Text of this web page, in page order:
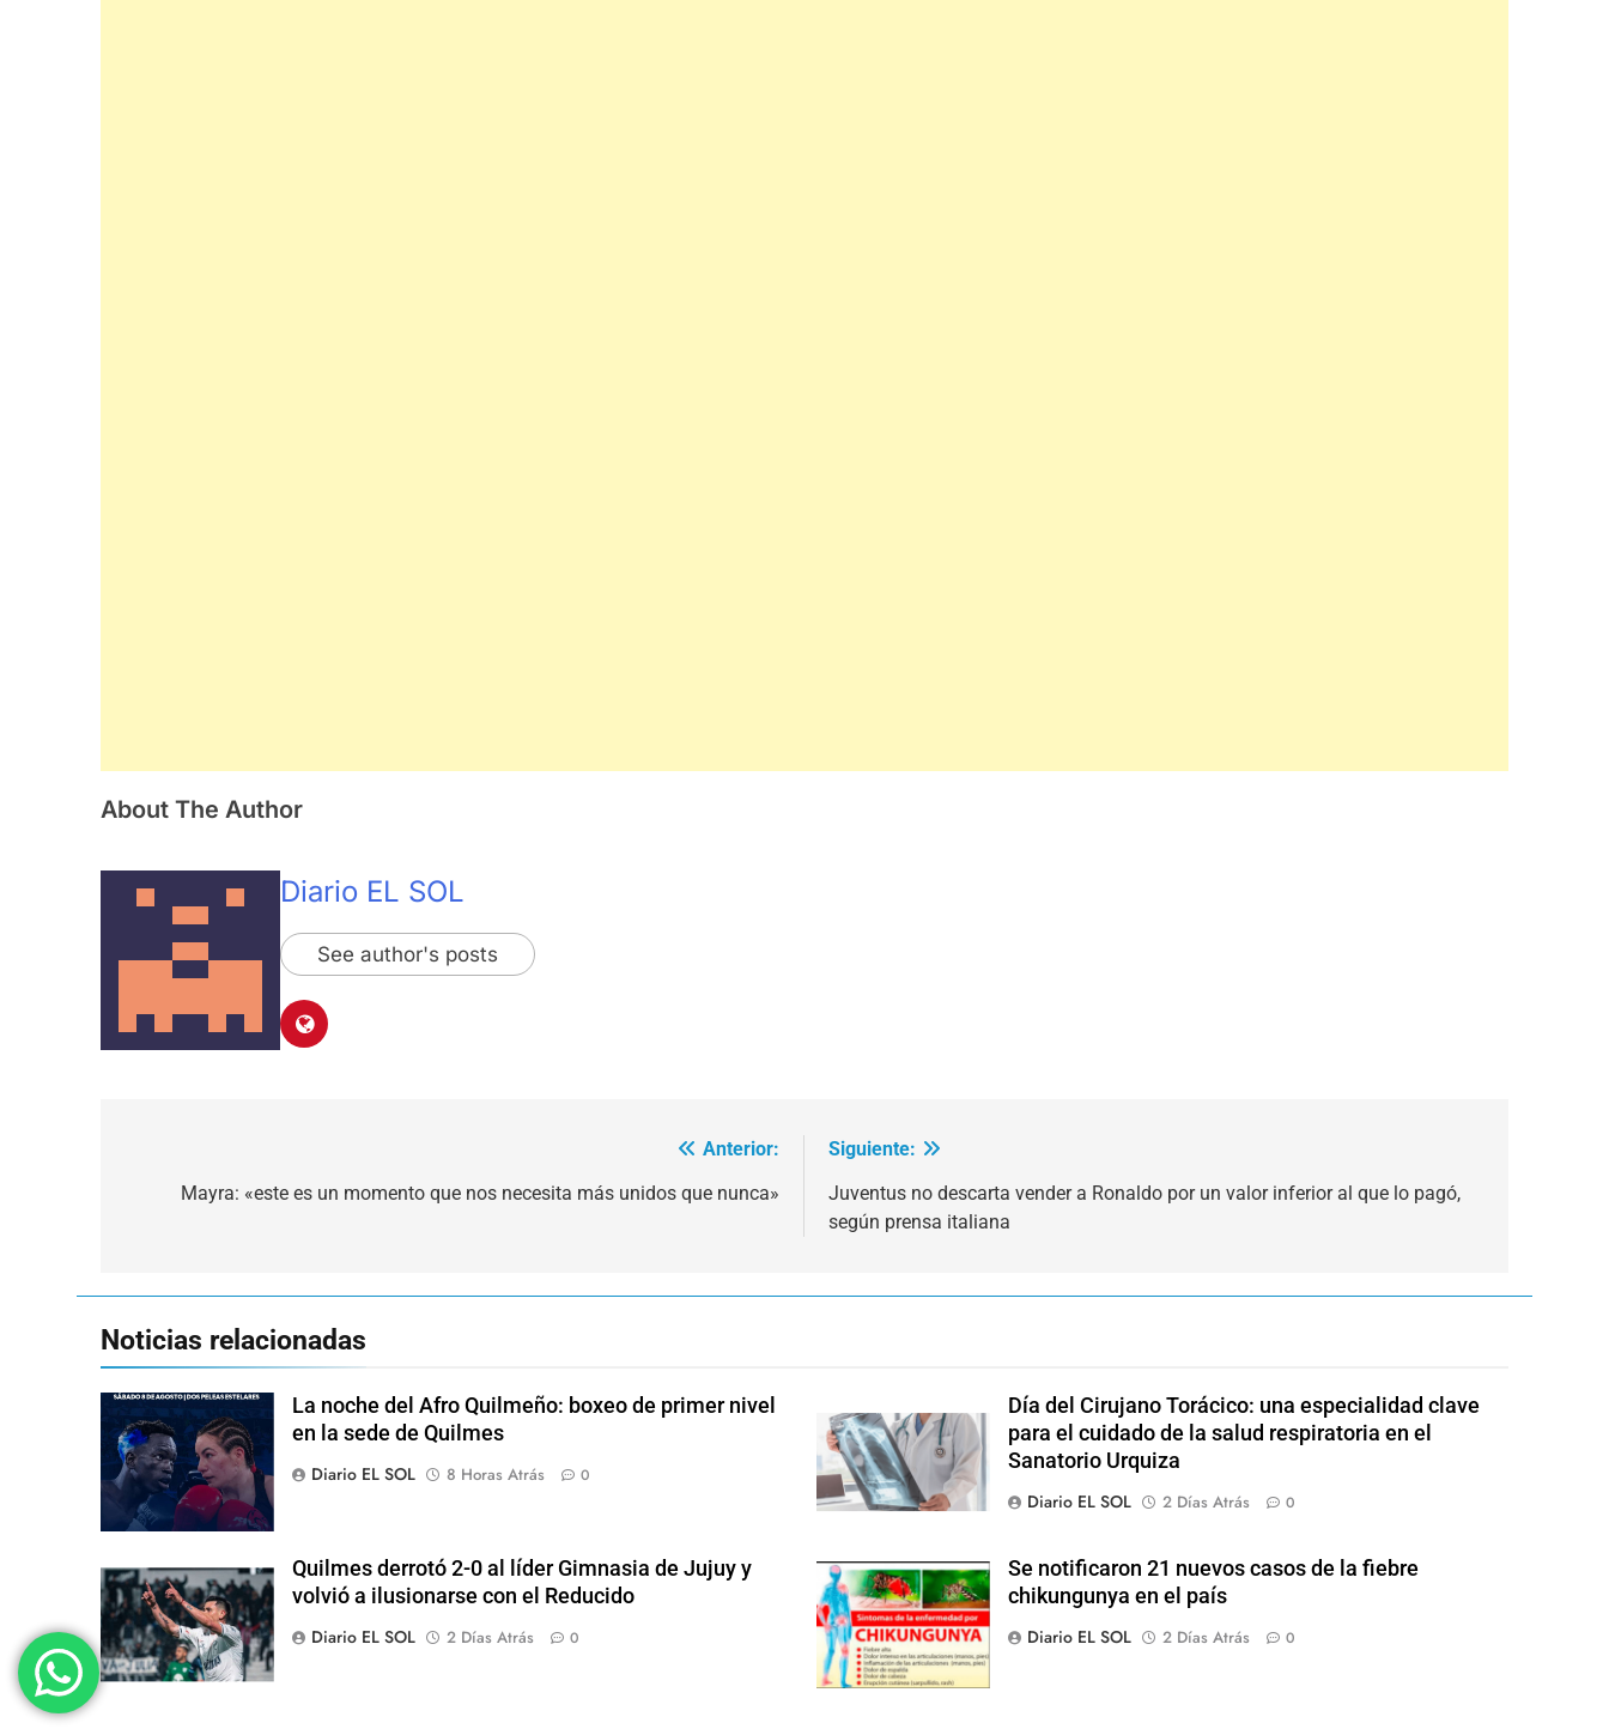
About The Author
Diario EL SOL
See author's posts
Anterior:
Mayra: «este es un momento que nos necesita más unidos que nunca»
Siguiente:
Juventus no descarta vender a Ronaldo por un valor inferior al que lo pagó,
según prensa italiana
Noticias relacionadas
La noche del Afro Quilmeño: boxeo de primer nivel
en la sede de Quilmes
Diario EL SOL
8 Horas Atrás 0
Día del Cirujano Torácico: una especialidad clave
para el cuidado de la salud respiratoria en el
Sanatorio Urquiza
Diario EL SOL
2 Días Atrás 0
Quilmes derrotó 2-0 al líder Gimnasia de Jujuy y
volvió a ilusionarse con el Reducido
Diario EL SOL
2 Días Atrás 0
Se notificaron 21 nuevos casos de la fiebre
chikungunya en el país
Diario EL SOL
2 Días Atrás 0